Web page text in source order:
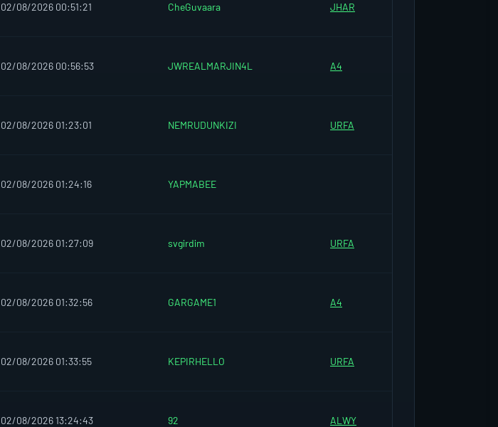
02/08/2026 00:51:21 CheGuvaara JHAR
02/08/2026 00:56:53 JWREALMARJIN4L A4
02/08/2026 01:23:01 NEMRUDUNKIZI URFA
02/08/2026 01:24:16 YAPMABEE
02/08/2026 01:27:09 svgirdim URFA
02/08/2026 01:32:56 GARGAME1 A4
02/08/2026 01:33:55 KEPIRHELLO URFA
02/08/2026 13:24:43 92 ALWY